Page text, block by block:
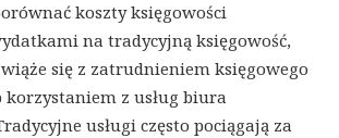
koszty księgowości
na tradycyjną księgowość,
się z zatrudnieniem księgowego
korzystaniem z usług biura
usługi często pociągają za